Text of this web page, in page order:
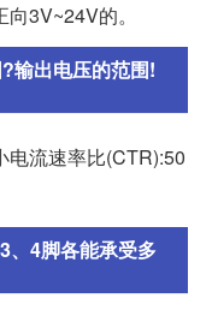
3V~24V的。
输出电压的范围!
电流速率比(CTR):50
、4脚各能承受多